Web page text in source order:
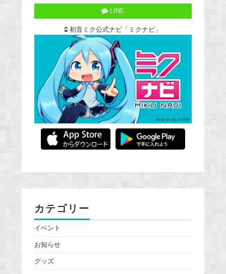
LINE
初音ミク公式ナビ「ミクナビ」
カテゴリー
イベント
お知らせ
グッズ